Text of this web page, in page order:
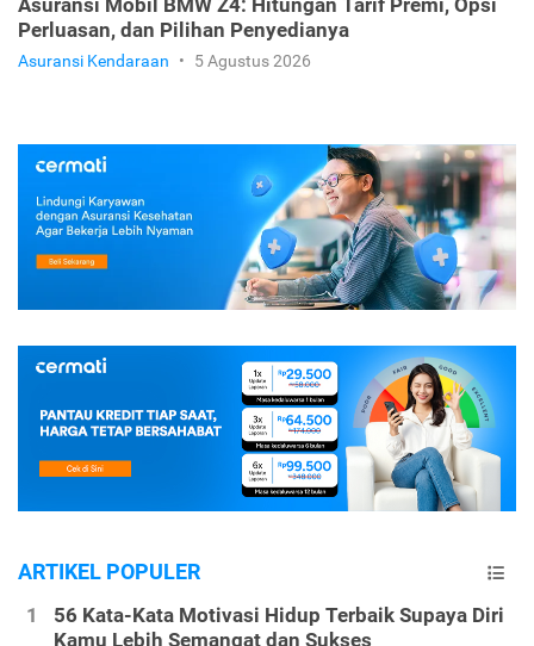
Perluasan, dan Pilihan Penyedianya
Asuransi Kendaraan • 5 Agustus 2026
ARTIKEL POPULER
56 Kata-Kata Motivasi Hidup Terbaik Supaya Diri
Kamu Lebih Semangat dan Sukses